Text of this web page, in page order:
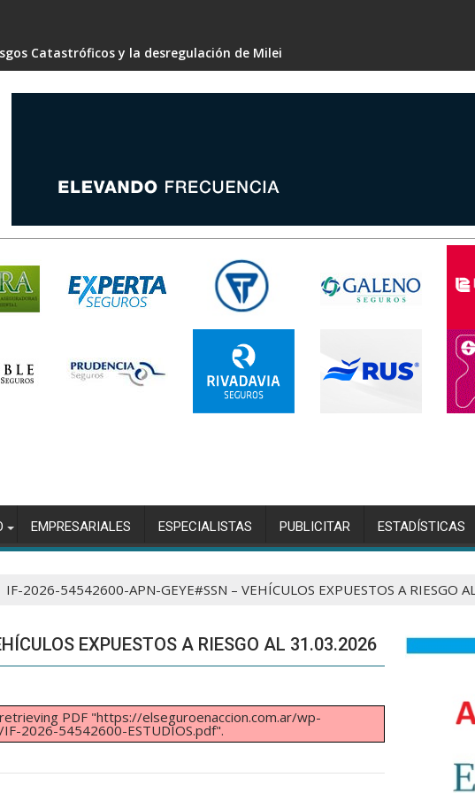
Catastróficos y la desregulación de Milei
capacidades para no volverte obsoleto en silencio"
EMPRESARIALES ESPECIALISTAS PUBLICITAR ESTADÍSTICAS
IF-2026-54542600-APN-GEYE#SSN – VEHÍCULOS EXPUESTOS A RIESGO
EXPUESTOS A RIESGO AL 31.03.2026
PDF "https://elseguroenaccion.com.ar/wp-
2026-54542600-ESTUDIOS.pdf".